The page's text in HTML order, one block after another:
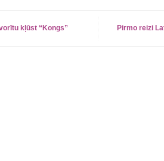
kļūst “Kongs”
Pirmo reizi